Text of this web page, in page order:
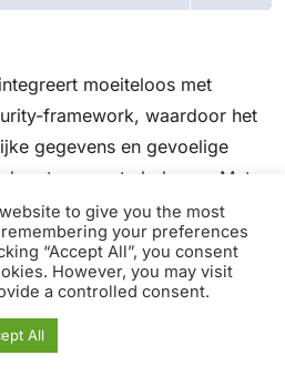
moeiteloos met
framework, waardoor het
gegevens en gevoelige
vertrouwen te beheren. Met
veilig en compliant houden
Oracle zijn reputatie als
en geavanceerde
to give you the most
your preferences
“Accept All”, you consent
However, you may visit
a controlled consent.
All